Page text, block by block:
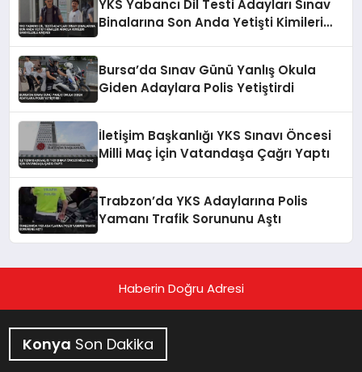
YKS Yabancı Dil Testi Adayları Sınav
Binalarına Son Anda Yetişti Kimileri
Bursa’da Sınav Günü Yanlış Okula
Giden Adaylara Polis Yetiştirdi
İletişim Başkanlığı YKS Sınavı Öncesi
Milli Maç İçin Vatandaşa Çağrı Yaptı
Trabzon’da YKS Adaylarına Polis
Yamanı Trafik Sorununu Aştı
Haberin Doğru Adresi
Konya Son Dakika